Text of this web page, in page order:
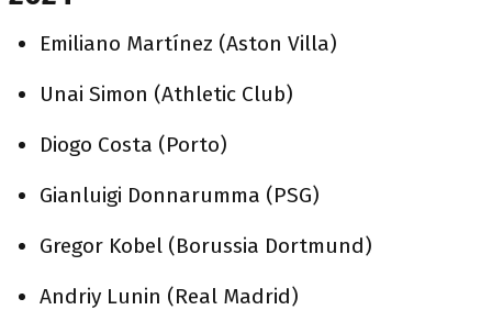
Emiliano Martínez (Aston Villa)
Unai Simon (Athletic Club)
Diogo Costa (Porto)
Gianluigi Donnarumma (PSG)
Gregor Kobel (Borussia Dortmund)
Andriy Lunin (Real Madrid)